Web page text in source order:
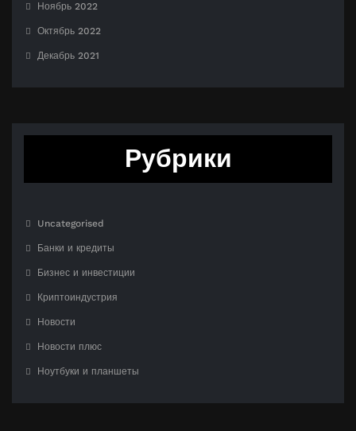
Ноябрь 2022
Октябрь 2022
Декабрь 2021
Рубрики
Uncategorised
Банки и кредиты
Бизнес и инвестиции
Криптоиндустрия
Новости
Новости плюс
Ноутбуки и планшеты